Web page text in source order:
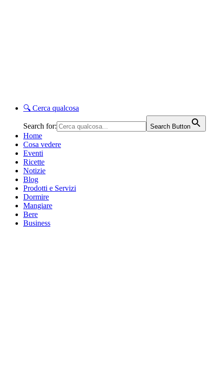
🔍 Cerca qualcosa
Search for: Search Button
Home
Cosa vedere
Eventi
Ricette
Notizie
Blog
Prodotti e Servizi
Dormire
Mangiare
Bere
Business